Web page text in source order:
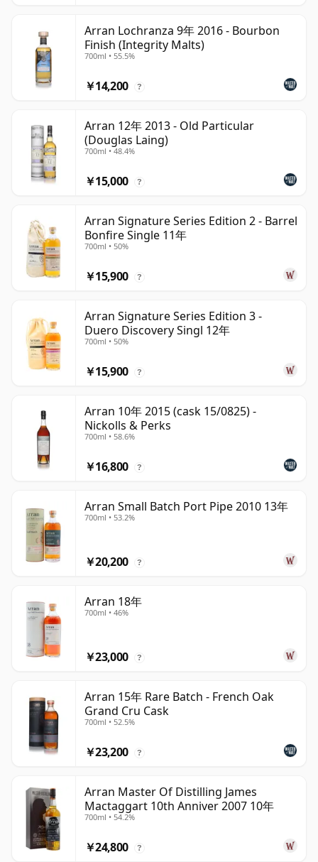
Arran Lochranza 9年 2016 - Bourbon
Finish (Integrity Malts)
700ml • 55.5%
￥14,200 ?
Arran 12年 2013 - Old Particular
(Douglas Laing)
700ml • 48.4%
￥15,000 ?
Arran Signature Series Edition 2 - Barrel
Bonfire Single 11年
700ml • 50%
￥15,900 ?
Arran Signature Series Edition 3 -
Duero Discovery Singl 12年
700ml • 50%
￥15,900 ?
Arran 10年 2015 (cask 15/0825) -
Nickolls & Perks
700ml • 58.6%
￥16,800 ?
Arran Small Batch Port Pipe 2010 13年
700ml • 53.2%
￥20,200 ?
Arran 18年
700ml • 46%
￥23,000 ?
Arran 15年 Rare Batch - French Oak
Grand Cru Cask
700ml • 52.5%
￥23,200 ?
Arran Master Of Distilling James
Mactaggart 10th Anniver 2007 10年
700ml • 54.2%
￥24,800 ?